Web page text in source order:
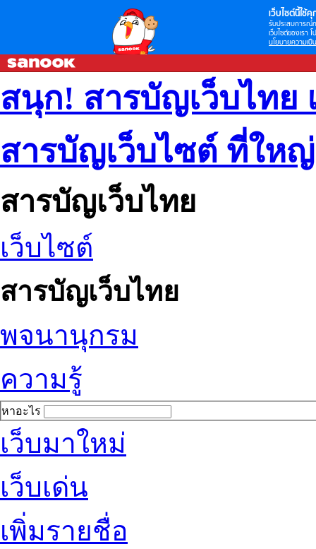
เว็บไซต์นี้ใช้คุ
รับประสบการณ์
เว็บไซต์ของเรา
นโยบายความเป็
สนุก! สารบัญเว็บไทย
สารบัญเว็บไซต์ ที่ให
สารบัญเว็บไทย
เว็บไซต์
สารบัญเว็บไทย
พจนานุกรม
ความรู้
หาอะไร
เว็บมาใหม่
เว็บเด่น
เพิ่มรายชื่อ